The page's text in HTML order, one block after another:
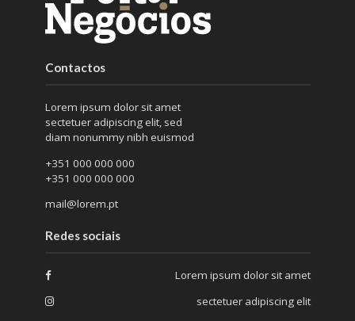
Contactos
Lorem ipsum dolor sit amet
sectetuer adipiscing elit, sed
diam nonummy nibh euismod
+351 000 000 000
+351 000 000 000
mail@lorem.pt
Redes sociais
Lorem ipsum dolor sit amet
sectetuer adipiscing elit